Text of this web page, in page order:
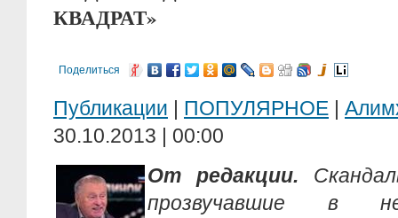
КВАДРАТ»
Поделиться
Публикации | ПОПУЛЯРНОЕ |
30.10.2013 | 00:00
От редакции.
прозвучавшие в